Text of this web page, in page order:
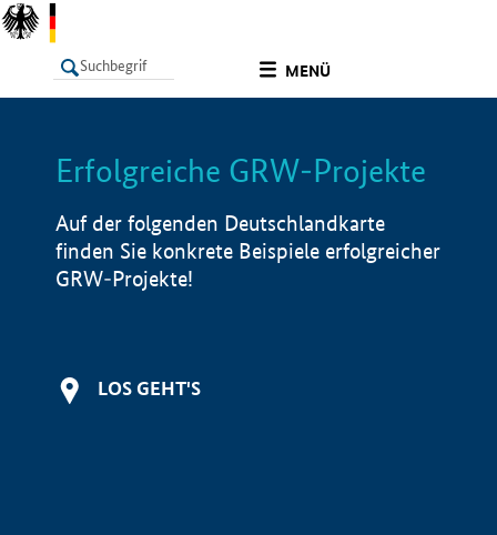
MENÜ
LISTE Info
Erfolgreiche GRW-Projekte
Auf der folgenden Deutschlandkarte
finden Sie konkrete Beispiele erfolgreicher
GRW-Projekte!
LOS GEHT'S